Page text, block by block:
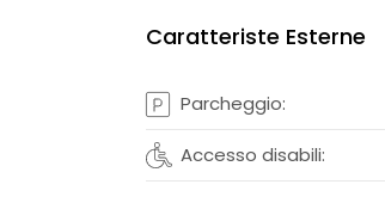
Caratteriste Esterne
Parcheggio:
Accesso disabili: